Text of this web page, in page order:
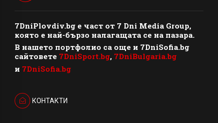
7DniPlovdiv.bg e част от 7 Dni Media Group,
която е най-бързо налагащата се на пазара.
В нашето портфолио са още и 7DniSofia.bg
сайтовете 7DniSport.bg, 7DniBulgaria.bg
и 7DniSofia.bg
КОНТАКТИ